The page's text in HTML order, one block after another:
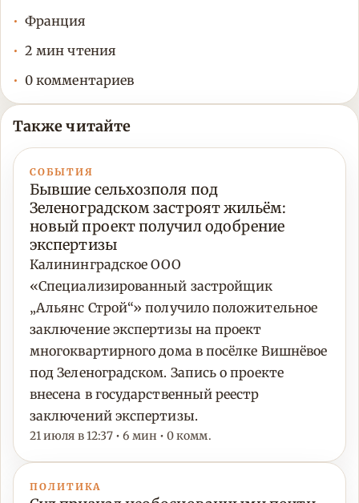
Франция
2 мин чтения
0 комментариев
Также читайте
СОБЫТИЯ
Бывшие сельхозполя под
Зеленоградском застроят жильём:
новый проект получил одобрение
экспертизы
Калининградское ООО
«Специализированный застройщик
„Альянс Строй“» получило положительное
заключение экспертизы на проект
многоквартирного дома в посёлке Вишнёвое
под Зеленоградском. Запись о проекте
внесена в государственный реестр
заключений экспертизы.
21 июля в 12:37 • 6 мин • 0 комм.
ПОЛИТИКА